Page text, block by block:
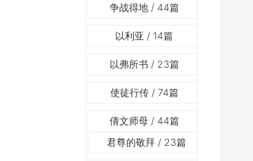
争战得地/ 44篇
以利亚 / 14篇
以弗所书 / 23篇
使徒行传/ 74篇
倩文师母/ 44篇
君尊的敬拜/ 23篇